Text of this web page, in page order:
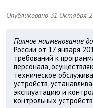
Опубликовано 31 Октября
Полное наименование
России от 17 января
требований к
персонала,
техническое
устройств,
эксплуатацию и
контрольных